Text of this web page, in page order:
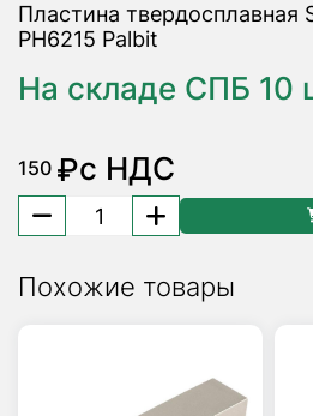
Пластина твердосплавная
PH6215 Palbit
На складе СПБ 10
150 ₽с НДС
Количество
товара
твердосплавная
Похожие товары